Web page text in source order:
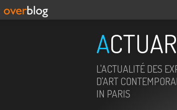
L'ACTUALITÉ DES
D'ART
IN PARIS